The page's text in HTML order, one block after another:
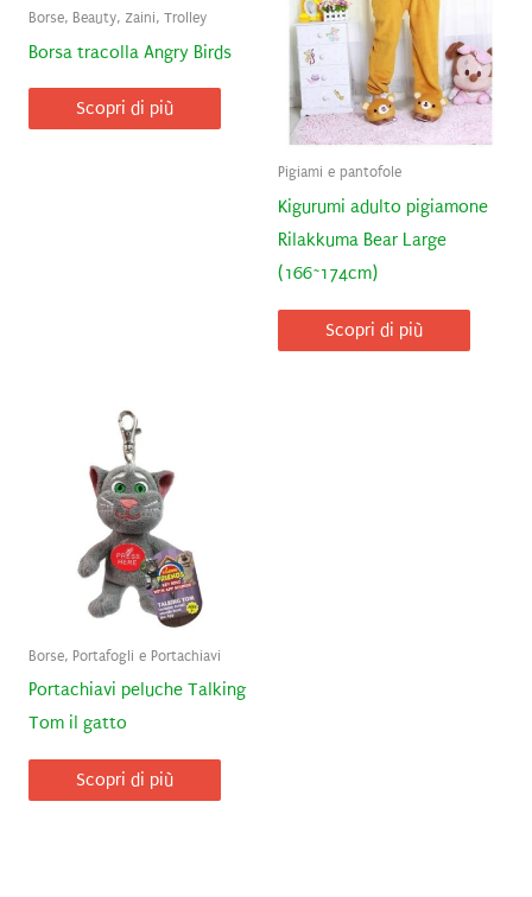
Borse, Beauty, Zaini, Trolley
Borsa tracolla Angry Birds
Scopri di più
Pigiami e pantofole
Kigurumi adulto pigiamone
Rilakkuma Bear Large
(166~174cm)
Scopri di più
Borse, Portafogli e Portachiavi
Portachiavi peluche Talking
Tom il gatto
Scopri di più